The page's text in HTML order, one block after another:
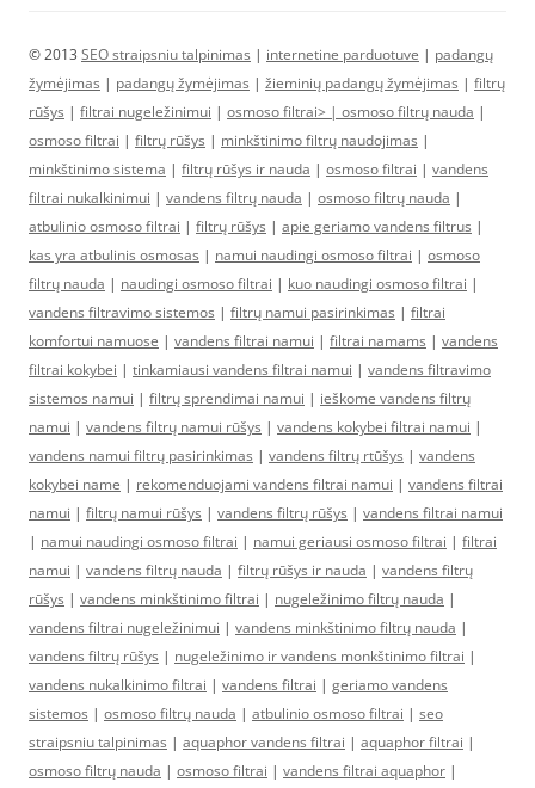
© 2013 SEO straipsniu talpinimas | internetine parduotuve | padangų
žymėjimas | padangų žymėjimas | žieminių padangų žymėjimas | filtrų
rūšys | filtrai nugeležinimui | osmoso filtrai> | osmoso filtrų nauda |
osmoso filtrai | filtrų rūšys | minkštinimo filtrų naudojimas |
minkštinimo sistema | filtrų rūšys ir nauda | osmoso filtrai | vandens
filtrai nukalkinimui | vandens filtrų nauda | osmoso filtrų nauda |
atbulinio osmoso filtrai | filtrų rūšys | apie geriamo vandens filtrus |
kas yra atbulinis osmosas | namui naudingi osmoso filtrai | osmoso
filtrų nauda | naudingi osmoso filtrai | kuo naudingi osmoso filtrai |
vandens filtravimo sistemos | filtrų namui pasirinkimas | filtrai
komfortui namuose | vandens filtrai namui | filtrai namams | vandens
filtrai kokybei | tinkamiausi vandens filtrai namui | vandens filtravimo
sistemos namui | filtrų sprendimai namui | ieškome vandens filtrų
namui | vandens filtrų namui rūšys | vandens kokybei filtrai namui |
vandens namui filtrų pasirinkimas | vandens filtrų rtūšys | vandens
kokybei name | rekomenduojami vandens filtrai namui | vandens filtrai
namui | filtrų namui rūšys | vandens filtrų rūšys | vandens filtrai namui
| namui naudingi osmoso filtrai | namui geriausi osmoso filtrai | filtrai
namui | vandens filtrų nauda | filtrų rūšys ir nauda | vandens filtrų
rūšys | vandens minkštinimo filtrai | nugeležinimo filtrų nauda |
vandens filtrai nugeležinimui | vandens minkštinimo filtrų nauda |
vandens filtrų rūšys | nugeležinimo ir vandens monkštinimo filtrai |
vandens nukalkinimo filtrai | vandens filtrai | geriamo vandens
sistemos | osmoso filtrų nauda | atbulinio osmoso filtrai | seo
straipsniu talpinimas | aquaphor vandens filtrai | aquaphor filtrai |
osmoso filtrų nauda | osmoso filtrai | vandens filtrai aquaphor |